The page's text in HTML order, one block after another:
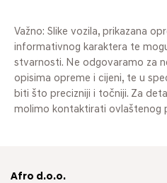
Važno: Slike vozila, prikazana
informativnog karaktera te
stvarnosti. Ne odgovaramo za
opisima opreme i cijeni, te u
biti što precizniji i točniji. Za
molimo kontaktirati ovlaštenog
Afro d.o.o.